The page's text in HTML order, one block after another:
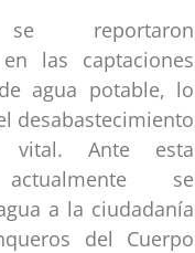
reportaron
las captaciones
agua potable, lo
desabastecimiento
vital. Ante esta
se
a la ciudadanía
del Cuerpo